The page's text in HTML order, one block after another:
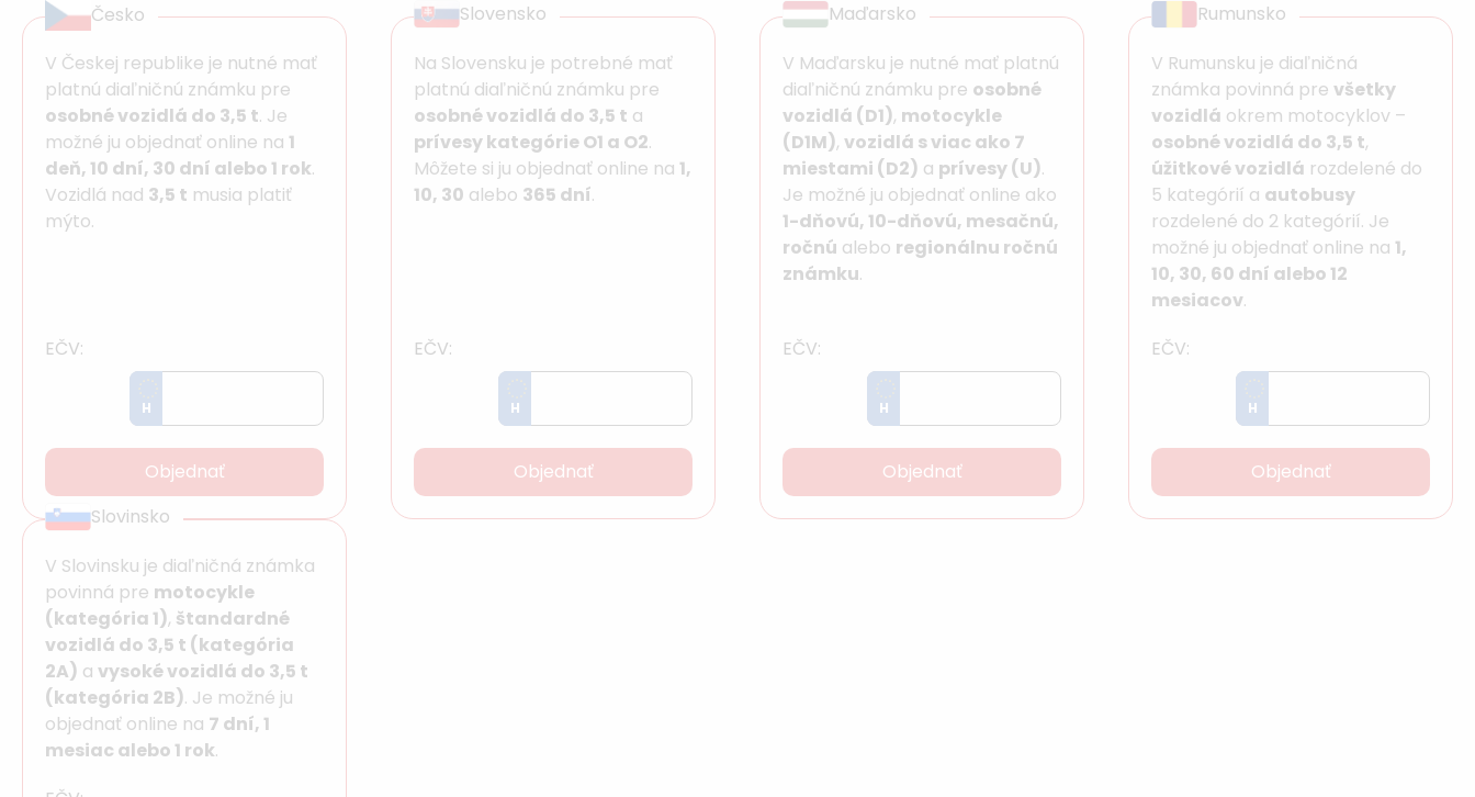
Česko
V Českej republike je nutné mať
platnú diaľničnú známku pre
osobné vozidlá do 3,5 t. Je
možné ju objednať online na 1
deň, 10 dní, 30 dní alebo 1 rok.
Vozidlá nad 3,5 t musia platiť
mýto.
EČV:
H
Objednať
Slovensko
Na Slovensku je potrebné mať
platnú diaľničnú známku pre
osobné vozidlá do 3,5 t a
prívesy kategórie O1 a O2.
Môžete si ju objednať online na 1,
10, 30 alebo 365 dní.
EČV:
H
Objednať
Maďarsko
V Maďarsku je nutné mať platnú
diaľničnú známku pre osobné
vozidlá (D1), motocykle
(D1M), vozidlá s viac ako 7
miestami (D2) a prívesy (U).
Je možné ju objednať online ako
1-dňovú, 10-dňovú, mesačnú,
ročnú alebo regionálnu ročnú
známku.
EČV:
H
Objednať
Rumunsko
V Rumunsku je diaľničná
známka povinná pre všetky
vozidlá okrem motocyklov –
osobné vozidlá do 3,5 t,
úžitkové vozidlá rozdelené do
5 kategórií a autobusy
rozdelené do 2 kategórií. Je
možné ju objednať online na 1,
10, 30, 60 dní alebo 12
mesiacov.
EČV:
H
Objednať
Slovinsko
V Slovinsku je diaľničná známka
povinná pre motocykle
(kategória 1), štandardné
vozidlá do 3,5 t (kategória
2A) a vysoké vozidlá do 3,5 t
(kategória 2B). Je možné ju
objednať online na 7 dní, 1
mesiac alebo 1 rok.